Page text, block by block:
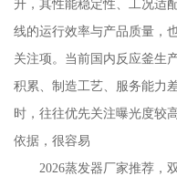
升，其性能稳定性、工况适
线的运行效率与产品质量，
关注项。当前国内反应釜生
积累、制造工艺、服务能力
时，往往优先关注曝光度较
依据，很容易
2026蒸发器厂家推荐，双